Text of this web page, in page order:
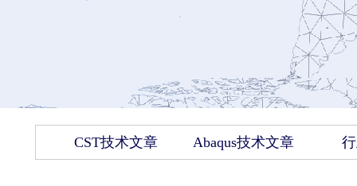
CST技术文章 Abaqus技术文章